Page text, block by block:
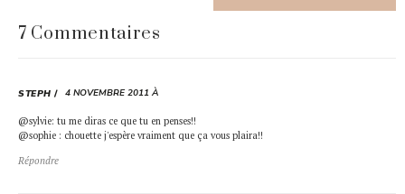
7 Commentaires
STEPH 4 NOVEMBRE 2011 À
@sylvie: tu me diras ce que tu en penses!!
@sophie : chouette j'espère vraiment que ça vous plaira!!
Répondre